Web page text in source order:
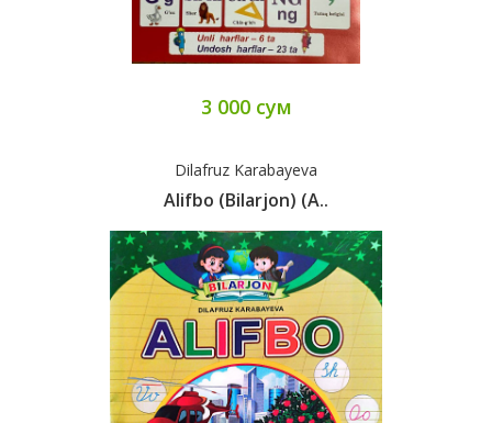
3 000 сум
Dilafruz Karabayeva
Alifbo (bilarjon) (А..